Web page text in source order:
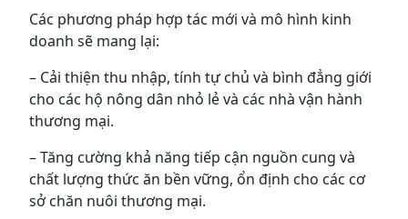
Các phương pháp hợp tác mới và mô hình kinh
doanh sẽ mang lại:
– Cải thiện thu nhập, tính tự chủ và bình đẳng giới
cho các hộ nông dân nhỏ lẻ và các nhà vận hành
thương mại.
– Tăng cường khả năng tiếp cận nguồn cung và
chất lượng thức ăn bền vững, ổn định cho các cơ
sở chăn nuôi thương mại.